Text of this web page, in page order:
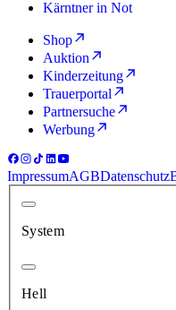
Kärntner in Not
Shop
Auktion
Kinderzeitung
Trauerportal
Partnersuche
Werbung
ImpressumAGBDatenschutz
System
Hell